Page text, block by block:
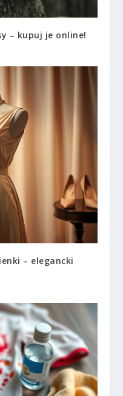
– kupuj je online!
– elegancki